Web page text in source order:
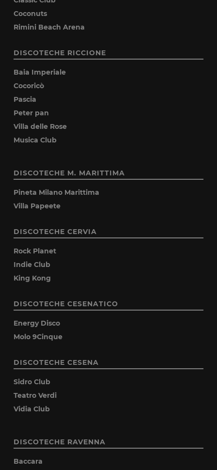
Coconuts
Rimini Beach Arena
DISCOTECHE RICCIONE
Baia Imperiale
Cocoricò
Pascia
Peter pan
Villa delle Rose
Musica Club
DISCOTECHE M. MARITTIMA
Pineta Milano Marittima
Villa Papeete
DISCOTECHE CERVIA
Rock Planet
Indie Club
King Kong
DISCOTECHE CESENATICO
Energy Disco
Molo 9Cinque
DISCOTECHE CESENA
Sidro Club
Teatro Verdi
Vidia Club
DISCOTECHE RAVENNA
Baccara